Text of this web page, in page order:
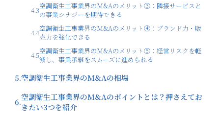
4.3空調衛生工事業界のM&Aのメリット③：隣接サービスと
の事業シナジーを期待できる
4.4空調衛生工事業界のM&Aのメリット④：ブランド力・販
売力を強化できる
4.5空調衛生工事業界のM&Aのメリット⑤：経営リスクを軽
減し、事業承継をスムーズに進められる
5.空調衛生工事業界のM&Aの相場
6.空調衛生工事業界のM&Aのポイントとは？押さえてお
きたい3つを紹介